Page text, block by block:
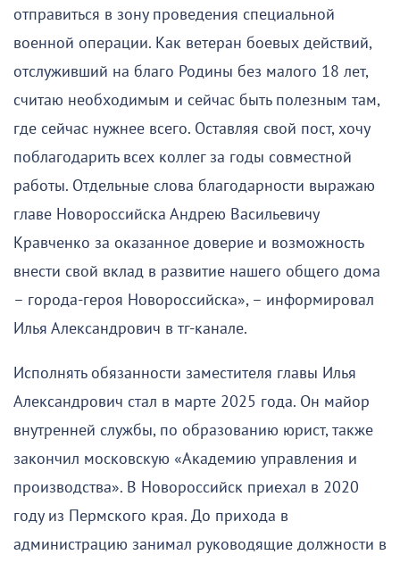
отправиться в зону проведения специальной
военной операции. Как ветеран боевых действий,
отслуживший на благо Родины без малого 18 лет,
считаю необходимым и сейчас быть полезным там,
где сейчас нужнее всего. Оставляя свой пост, хочу
поблагодарить всех коллег за годы совместной
работы. Отдельные слова благодарности выражаю
главе Новороссийска Андрею Васильевичу
Кравченко за оказанное доверие и возможность
внести свой вклад в развитие нашего общего дома
– города-героя Новороссийска», – информировал
Илья Александрович в тг-канале.
Исполнять обязанности заместителя главы Илья
Александрович стал в марте 2025 года. Он майор
внутренней службы, по образованию юрист, также
закончил московскую «Академию управления и
производства». В Новороссийск приехал в 2020
году из Пермского края. До прихода в
администрацию занимал руководящие должности в